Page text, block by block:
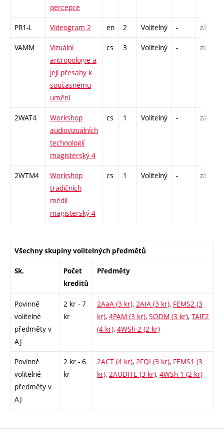
percepce
PR1-L Videogram 2 en 2 Volitelný - zá
VAMM
Vizuální
antropologie a
její přesahy k
současnému
umění
cs 3 Volitelný - zk
2WAT4
Workshop
audiovizuálních
technologií
magisterský 4
cs 1 Volitelný - zá
2WTM4
Workshop
tradičních
médií
magisterský 4
cs 1 Volitelný - zá
Všechny skupiny volitelných předmětů
Sk.
Počet
kreditů
Předměty
Povinně
volitelné
předměty v
AJ
2 kr - 7
kr
2AaA (3 kr), 2AIA (3 kr), FEMS2 (3
kr), 4PAM (3 kr), SODM (3 kr), TAIF2
(4 kr), 4WSh-2 (2 kr)
Povinně
volitelné
předměty v
AJ
2 kr - 6
kr
2ACT (4 kr), 2FQI (3 kr), FEMS1 (3
kr), 2AUDITE (3 kr), 4WSh-1 (2 kr)